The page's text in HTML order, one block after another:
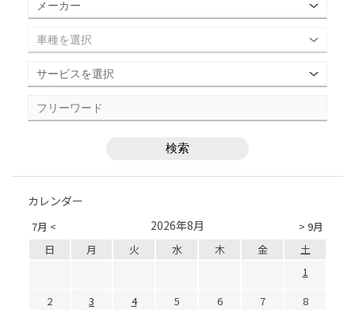
カレンダー
7月 < > 9月
2026年8月
日 月 火 水 木 金
土
1
2
3 4 5 6 7
8